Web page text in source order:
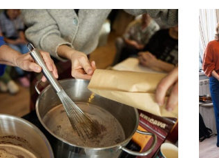
Мастер-класс по какао